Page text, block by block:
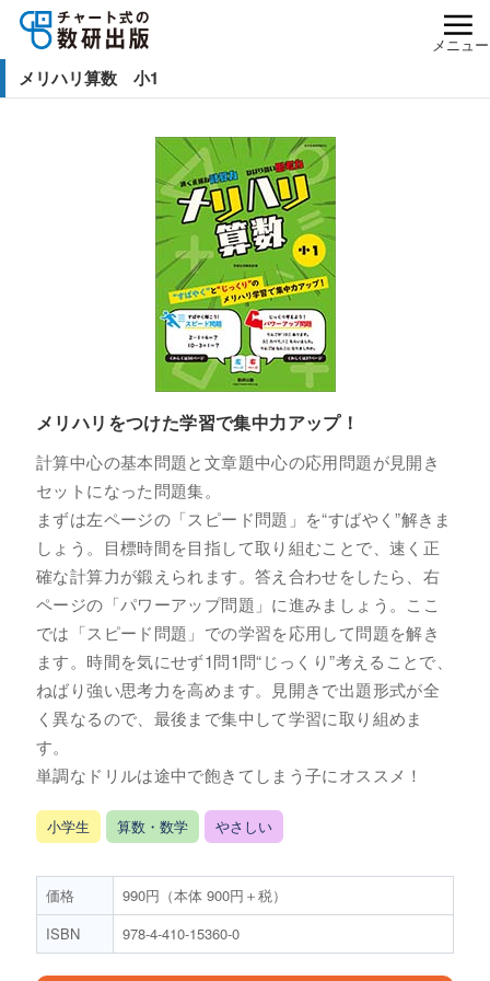
メニュー
メリハリ算数 小1
メリハリをつけた学習で集中力アップ！
計算中心の基本問題と文章題中心の応用問題が見開き
セットになった問題集。
まずは左ページの「スピード問題」を“すばやく”解きま
しょう。目標時間を目指して取り組むことで、速く正
確な計算力が鍛えられます。答え合わせをしたら、右
ページの「パワーアップ問題」に進みましょう。ここ
では「スピード問題」での学習を応用して問題を解き
ます。時間を気にせず1問1問“じっくり”考えることで、
ねばり強い思考力を高めます。見開きで出題形式が全
く異なるので、最後まで集中して学習に取り組めま
す。
単調なドリルは途中で飽きてしまう子にオススメ！
小学生 算数・数学 やさしい
価格
990円（本体 900円＋税）
ISBN
978-4-410-15360-0